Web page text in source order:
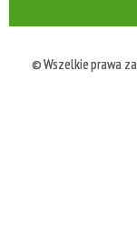
© Wszelkie prawa